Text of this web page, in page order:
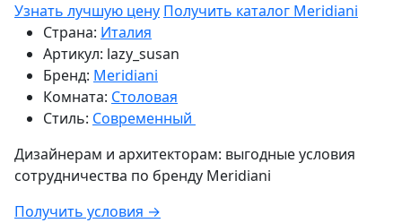
Узнать лучшую цену Получить каталог Meridiani
Страна: Италия
Артикул: lazy_susan
Бренд: Meridiani
Комната: Столовая
Стиль: Современный
Дизайнерам и архитекторам: выгодные условия
сотрудничества по бренду Meridiani
Получить условия →